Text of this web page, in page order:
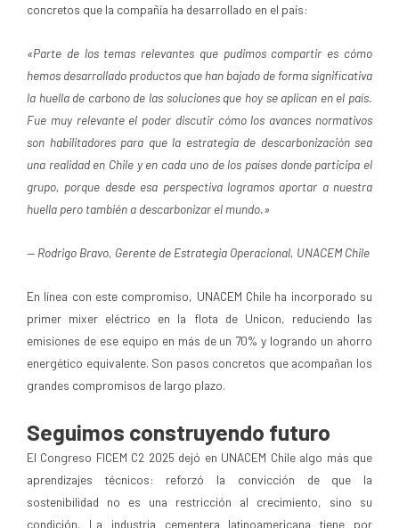
concretos que la compañía ha desarrollado en el país:
«Parte de los temas relevantes que pudimos compartir es cómo
hemos desarrollado productos que han bajado de forma significativa
la huella de carbono de las soluciones que hoy se aplican en el país.
Fue muy relevante el poder discutir cómo los avances normativos
son habilitadores para que la estrategia de descarbonización sea
una realidad en Chile y en cada uno de los países donde participa el
grupo, porque desde esa perspectiva logramos aportar a nuestra
huella pero también a descarbonizar el mundo.»
— Rodrigo Bravo, Gerente de Estrategia Operacional, UNACEM Chile
En línea con este compromiso, UNACEM Chile ha incorporado su
primer mixer eléctrico en la flota de Unicon, reduciendo las
emisiones de ese equipo en más de un 70% y logrando un ahorro
energético equivalente. Son pasos concretos que acompañan los
grandes compromisos de largo plazo.
Seguimos construyendo futuro
El Congreso FICEM C2 2025 dejó en UNACEM Chile algo más que
aprendizajes técnicos: reforzó la convicción de que la
sostenibilidad no es una restricción al crecimiento, sino su
condición. La industria cementera latinoamericana tiene por